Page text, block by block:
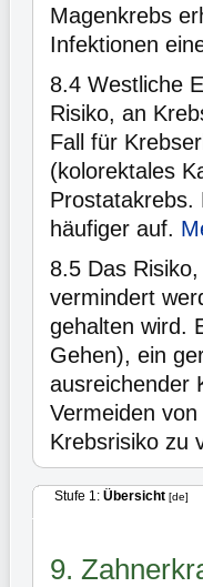
Magenkrebs
Infektionen
8.4 Westliche
Risiko, an
Fall für
(kolorektales
Prostatakrebs.
häufiger auf.
8.5 Das
vermindert
gehalten wird.
Gehen), ein
ausreichender
Vermeiden
Krebsrisiko zu
Stufe 1: Übersicht[de]
9.